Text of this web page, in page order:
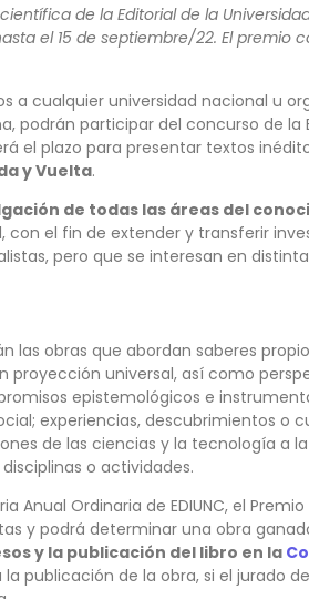
de la Editorial de la
el 15 de septiembre/22. El premio
a cualquier universidad nacional u
podrán participar del concurso de la
el plazo para presentar textos
y Vuelta.
de todas las áreas del
con el fin de extender y transferir
pero que se interesan en
las obras que abordan saberes
universal, así como
epistemológicos e
experiencias, descubrimientos o
de las ciencias y la tecnología a
o actividades.
Anual Ordinaria de EDIUNC, el
y podrá determinar una obra
y la publicación del libro en la
publicación de la obra, si el jurado